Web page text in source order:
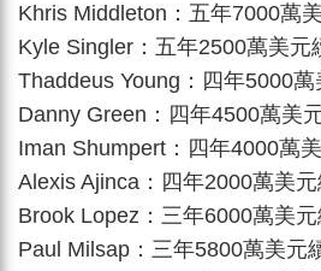
Khris Middleton：五年7000萬
Kyle Singler：五年2500萬美元
Thaddeus Young：四年5000萬
Danny Green：四年4500萬美
Iman Shumpert：四年4000萬
Alexis Ajinca：四年2000萬美
Brook Lopez：三年6000萬美
Paul Milsap：三年5800萬美元